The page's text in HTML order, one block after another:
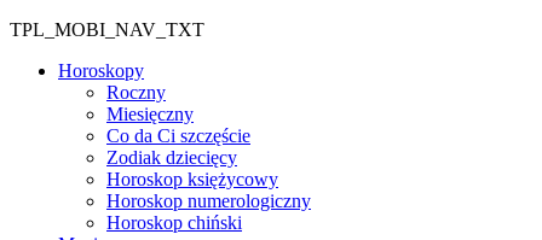
TPL_MOBI_NAV_TXT
Horoskopy
Roczny
Miesięczny
Co da Ci szczęście
Zodiak dziecięcy
Horoskop księżycowy
Horoskop numerologiczny
Horoskop chiński